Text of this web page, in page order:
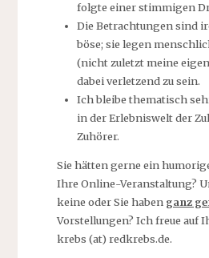
folgte einer stimmigen
Die Betrachtungen sind
böse; sie legen
(nicht zuletzt meine
dabei verletzend zu sein.
Ich bleibe thematisch
in der Erlebniswelt der
Zuhörer.
Sie hätten gerne ein
Ihre Online-Veranstaltung?
keine oder Sie haben ganz
Vorstellungen? Ich freue auf
krebs (at) redkrebs.de.